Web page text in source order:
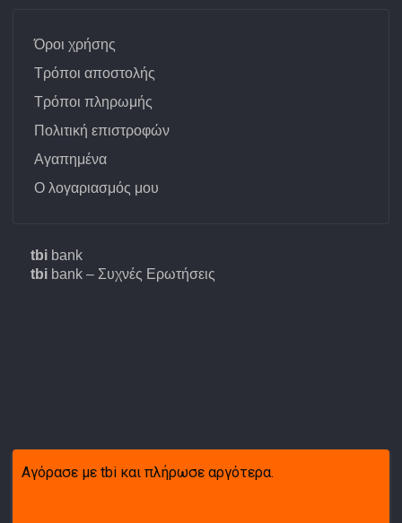
Όροι χρήσης
Τρόποι αποστολής
Τρόποι πληρωμής
Πολιτική επιστροφών
Αγαπημένα
Ο λογαριασμός μου
tbi bank
tbi bank – Συχνές Ερωτήσεις
Αγόρασε με tbi και πλήρωσε αργότερα.